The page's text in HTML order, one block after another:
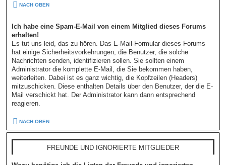
NACH OBEN
Ich habe eine Spam-E-Mail von einem Mitglied dieses Forums
erhalten!
Es tut uns leid, das zu hören. Das E-Mail-Formular dieses Forums
hat einige Sicherheitsvorkehrungen, die Benutzer, die solche
Nachrichten senden, identifizieren sollen. Sie sollten einem
Administrator die komplette E-Mail, die Sie bekommen haben,
weiterleiten. Dabei ist es ganz wichtig, die Kopfzeilen (Headers)
mitzuschicken. Diese enthalten Details über den Benutzer, der die E-
Mail verschickt hat. Der Administrator kann dann entsprechend
reagieren.
NACH OBEN
FREUNDE UND IGNORIERTE MITGLIEDER